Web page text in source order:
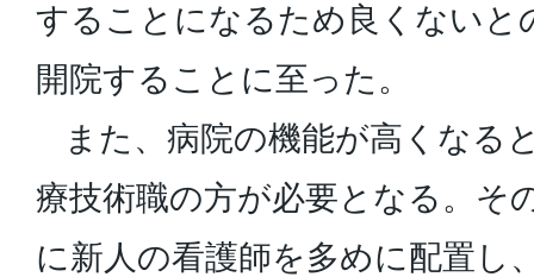
することになるため良くないと
開院することに至った。
また、病院の機能が高くなる
療技術職の方が必要となる。そ
に新人の看護師を多めに配置し